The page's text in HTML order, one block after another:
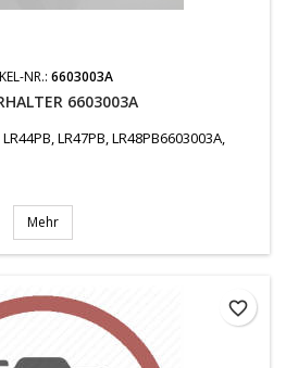
NR.: 6603003A
6603003A
LR47PB, LR48PB6603003A,
Mehr
favorite_border